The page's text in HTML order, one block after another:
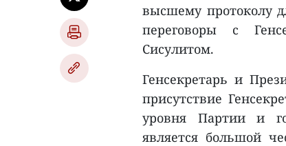
высшему протоколу
переговоры с
Сисулитом.
Генсекретарь и
присутствие
уровня Партии и
является большой